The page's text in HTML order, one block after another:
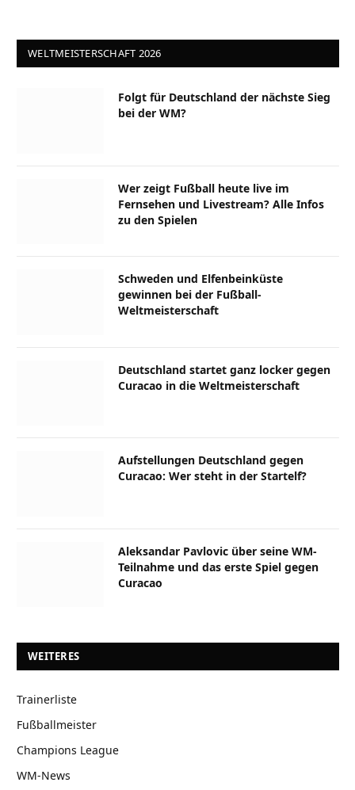
WELTMEISTERSCHAFT 2026
Folgt für Deutschland der nächste Sieg
bei der WM?
Wer zeigt Fußball heute live im
Fernsehen und Livestream? Alle Infos
zu den Spielen
Schweden und Elfenbeinküste
gewinnen bei der Fußball-
Weltmeisterschaft
Deutschland startet ganz locker gegen
Curacao in die Weltmeisterschaft
Aufstellungen Deutschland gegen
Curacao: Wer steht in der Startelf?
Aleksandar Pavlovic über seine WM-
Teilnahme und das erste Spiel gegen
Curacao
WEITERES
Trainerliste
Fußballmeister
Champions League
WM-News